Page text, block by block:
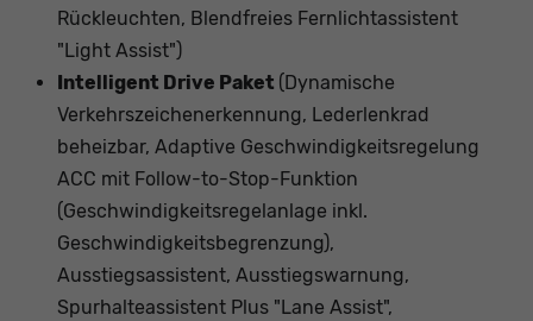
Rückleuchten, Blendfreies Fernlichtassistent
"Light Assist")
Intelligent Drive Paket (Dynamische
Verkehrszeichenerkennung, Lederlenkrad
beheizbar, Adaptive Geschwindigkeitsregelung
ACC mit Follow-to-Stop-Funktion
(Geschwindigkeitsregelanlage inkl.
Geschwindigkeitsbegrenzung),
Ausstiegsassistent, Ausstiegswarnung,
Spurhalteassistent Plus "Lane Assist",